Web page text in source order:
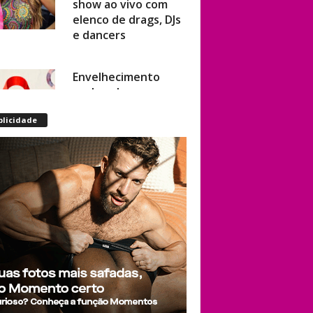
elenco de drags, DJs
e dancers
acelerado: pessoas
real, aponta
relatório
internacional
Gay de 62 anos
relembra quando,
aos 15, foi garoto de
programa por
quatro meses sem
saber: “Idiotice da
minha parte”